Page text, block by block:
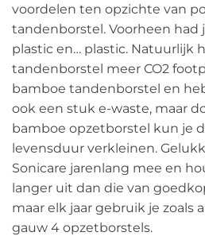
voordelen ten opzichte van
tandenborstel. Voorheen had
plastic en… plastic. Natuurlijk
tandenborstel meer CO2
bamboe tandenborstel en
ook een stuk e-waste, maar
bamboe opzetborstel kun je
levensduur verkleinen.
Sonicare jarenlang mee en
langer uit dan die van
maar elk jaar gebruik je zoals
gauw 4 opzetborstels.